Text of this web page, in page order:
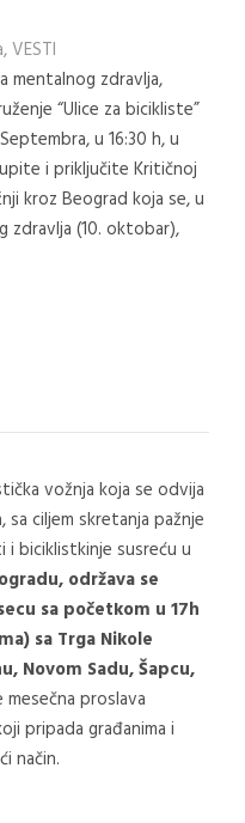
,VESTI
mentalnog zdravlja,
“Ulice za bicikliste”
u 16:30 h, u
i priključite Kritičnoj
kroz Beograd koja se, u
zdravlja (10. oktobar),
vožnja koja se odvija
ciljem skretanja pažnje
i biciklistkinje susreću u
održava se
sa početkom u 17h
sa Trga Nikole
Novom Sadu, Šapcu,
mesečna proslava
pripada građanima i
način.